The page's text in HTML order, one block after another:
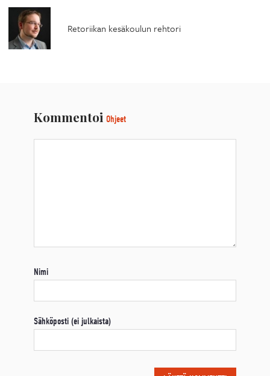
Retoriikan kesäkoulun rehtori
Kommentoi Ohjeet
Nimi
Sähköposti (ei julkaista)